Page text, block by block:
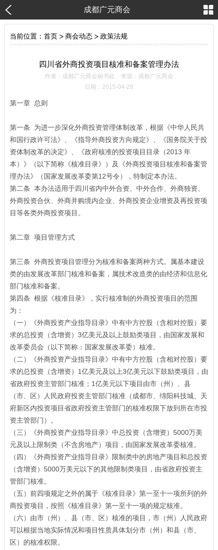
成都广元商会
当前位置： 首页 > 商会动态 > 政策法规
四川省外商投资项目核准和备案管理办法
作者：成都广元商会秘书处 来源：成都广元商会
日期：2015-04-28
第一章 总则
第一条 为进一步深化外商投资管理体制改革，根据《中华人民共
和国行政许可法》、《指导外商投资方向规定》、《国务院关于投
资体制改革的决定》、《政府核准的投资项目目录（2013 年
本）》（以下简称《核准目录》）及《外商投资项目核准和备案管
理办法》（国家发展改革委第12号令），特制定本办法。
第二条 本办法适用于四川省内中外合资、中外合作、外商独资、
外商投资合伙、外商并购境内企业、外商投资企业增资及再投资项
目等各类外商投资项目。
第二章 项目管理方式
第三条 外商投资项目管理分为核准和备案两种方式。属基本建设
类的由发展改革部门核准和备案，属技术改造类的由经济和信息化
部门核准和备案。
第四条 根据《核准目录》，实行核准制的外商投资项目的范围
为：
（一）《外商投资产业指导目录》中有中方控股（含相对控股）要
求的总投资（含增资）3亿美元及以上鼓励类项目，由国家发展和
改革委员会（以下简称：国家发展改革委）核准。
（二）《外商投资产业指导目录》中有中方控股（含相对控股）要
求的总投资（含增资）1亿美元及以上3亿美元以下鼓励类项目，由
省政府投资主管部门核准；1亿美元以下项目由市（州）、县
（市、区）人民政府投资主管部门核准（成都市、绵阳科技城、天
府新区内投资项目省政府投资主管部门的核准权限下放到所在市投
资主管部门）。
（三）《外商投资产业指导目录》中总投资（含增资）5000万美
元及以上限制类（不含房地产）项目，由国家发展改革委核准。
（四）《外商投资产业指导目录》限制类中的房地产项目和总投资
（含增资）5000万美元以下的其他限制类项目，由省政府投资主
管部门核准。
（五）前四项规定之外的属于《核准目录》第一至十一项所列的外
商投资项目，按照《核准目录》第一至十一项的规定核准。
（六）由市（州）、县（市、区）核准的项目，市（州）人民政府
可以根据当地实际情况和项目性质具体划分市（州）和县（市、
区）的核准权限。